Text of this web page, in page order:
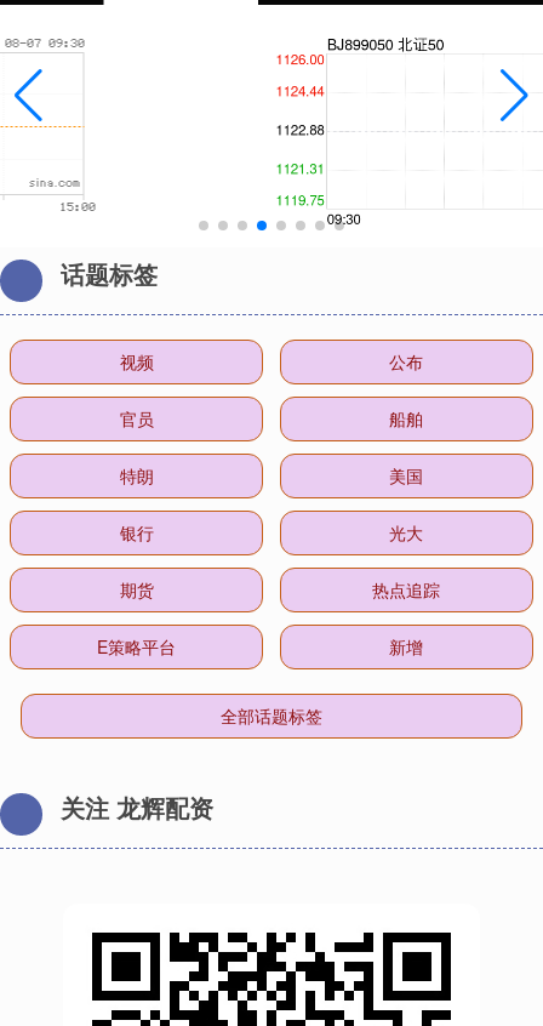
话题标签
视频 公布
官员 船舶
特朗 美国
银行 光大
期货 热点追踪
E策略平台 新增
全部话题标签
关注 龙辉配资